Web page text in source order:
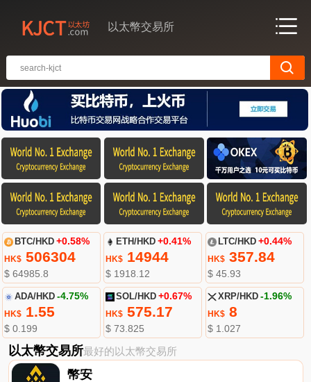
以太幣交易所
BTC/HKD +0.58%
HK$506304
$ 64985.8
ETH/HKD +0.41%
HK$ 14944
$ 1918.12
LTC/HKD +0.44%
HK$357.84
$ 45.93
ADA/HKD -4.75%
HK$1.55
$ 0.199
SOL/HKD +0.67%
HK$ 575.17
$ 73.825
XRP/HKD -1.96%
HK$8
$ 1.027
以太幣交易所最好的以太幣交易所
幣安